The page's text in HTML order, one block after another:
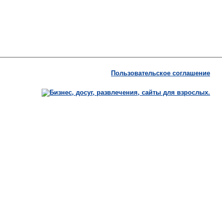
Пользовательское соглашение